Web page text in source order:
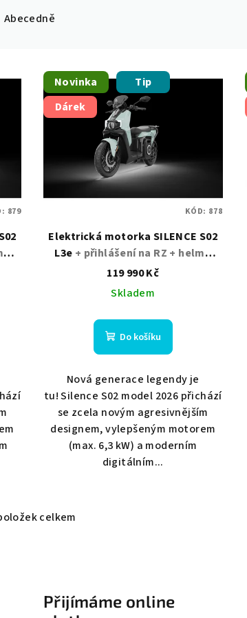
Abecedně
879
Novinka
Tip
Dárek
Elektrická motorka SILENCE S02
L3e + přihlášení na RZ + helma
nebo kufr jako dárek
119 990 Kč
Skladem
Do košíku
Nová generace legendy je
tu! Silence S02 model 2026 přichází
se zcela novým agresivnějším
designem, vylepšeným motorem
(max. 6,3 kW) a moderním
digitálním...
KÓD: 878
Ocelkem
Přijímáme online